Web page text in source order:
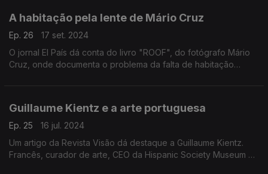
A habitação pela lente de Mário Cruz
Ep. 26
17 set. 2024
O jornal El País dá conta do livro "ROOF", do fotógrafo Mário
Cruz, onde documenta o problema da falta de habitação
Guillaume Kientz e a arte portuguesa
Ep. 25
16 jul. 2024
Um artigo da Revista Visão dá destaque a Guillaume Kientz.
Francês, curador de arte, CEO da Hispanic Society Museum &